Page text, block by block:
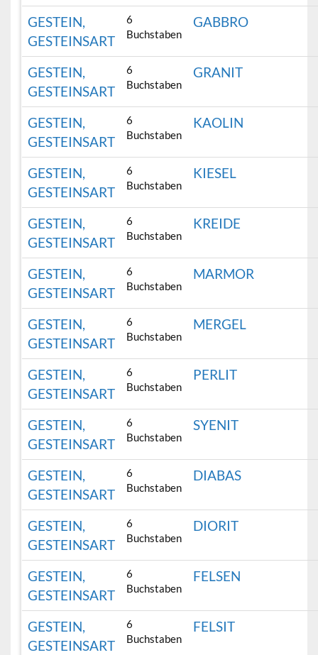
GESTEIN,
GESTEINSART
6
Buchstaben
GABBRO
GESTEIN,
GESTEINSART
6
Buchstaben
GRANIT
GESTEIN,
GESTEINSART
6
Buchstaben
KAOLIN
GESTEIN,
GESTEINSART
6
Buchstaben
KIESEL
GESTEIN,
GESTEINSART
6
Buchstaben
KREIDE
GESTEIN,
GESTEINSART
6
Buchstaben
MARMOR
GESTEIN,
GESTEINSART
6
Buchstaben
MERGEL
GESTEIN,
GESTEINSART
6
Buchstaben
PERLIT
GESTEIN,
GESTEINSART
6
Buchstaben
SYENIT
GESTEIN,
GESTEINSART
6
Buchstaben
DIABAS
GESTEIN,
GESTEINSART
6
Buchstaben
DIORIT
GESTEIN,
GESTEINSART
6
Buchstaben
FELSEN
GESTEIN,
GESTEINSART
6
Buchstaben
FELSIT